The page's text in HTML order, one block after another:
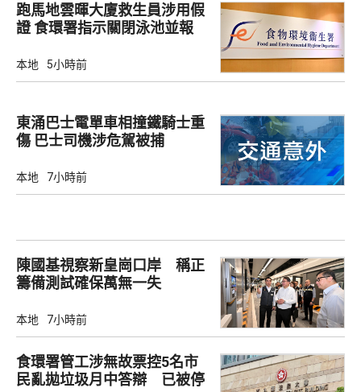
跑馬地雲暉大廈救生員涉用假
證 食環署指示關閉泳池並報
本地 5小時前
東涌巴士電單車相撞鐵騎士重
傷 巴士司機涉危駕被捕
本地 7小時前
陳國基視察新皇崗口岸 稱正
籌備測試確保萬無一失
本地 7小時前
食環署管工涉無故票控5名市
民亂拋垃圾月中答辯 已被停